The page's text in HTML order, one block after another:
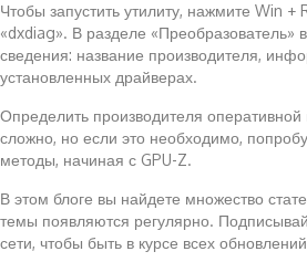
Чтобы запустить утилиту, нажмите Win +
«dxdiag». В разделе «Преобразователь»
сведения: название производителя,
установленных драйверах.
Определить производителя оперативной
сложно, но если это необходимо,
методы, начиная с GPU-Z.
В этом блоге вы найдете множество
темы появляются регулярно.
сети, чтобы быть в курсе всех